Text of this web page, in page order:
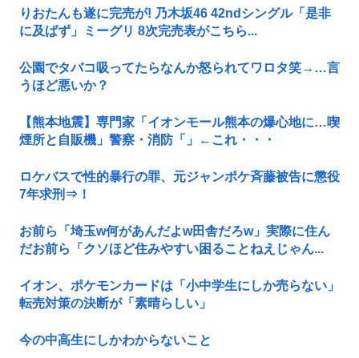
りおたんも遂に完売が! 乃木坂46 42ndシングル「是非
に及ばず」ミーグリ 8次完売表がこちら...
公園でタバコ吸ってたらなんか怒られてワロタ笑→…言
うほど悪いか？
【熊本地震】専門家「イオンモール熊本の爆心地に…喫
煙所と自販機」警察・消防「」←これ・・・
ロケバスで性的暴行の罪、元ジャンポケ斉藤被告に懲役
7年求刑⇒！
お前ら「埼玉w何があんだよw田舎だろw」実際に住ん
だお前ら「クソほど住みやすい困ることねえじゃん...
イオン、ポケモンカードは「小中学生にしか売らない」
転売対策の決断が「素晴らしい」
今の中高生にしかわからないこと